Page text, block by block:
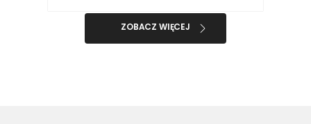
ZOBACZ WIĘCEJ